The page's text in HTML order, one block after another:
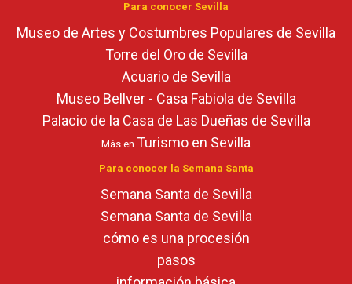
Para conocer Sevilla
Museo de Artes y Costumbres Populares de Sevilla
Torre del Oro de Sevilla
Acuario de Sevilla
Museo Bellver - Casa Fabiola de Sevilla
Palacio de la Casa de Las Dueñas de Sevilla
Más en Turismo en Sevilla
Para conocer la Semana Santa
Semana Santa de Sevilla
Semana Santa de Sevilla
cómo es una procesión
pasos